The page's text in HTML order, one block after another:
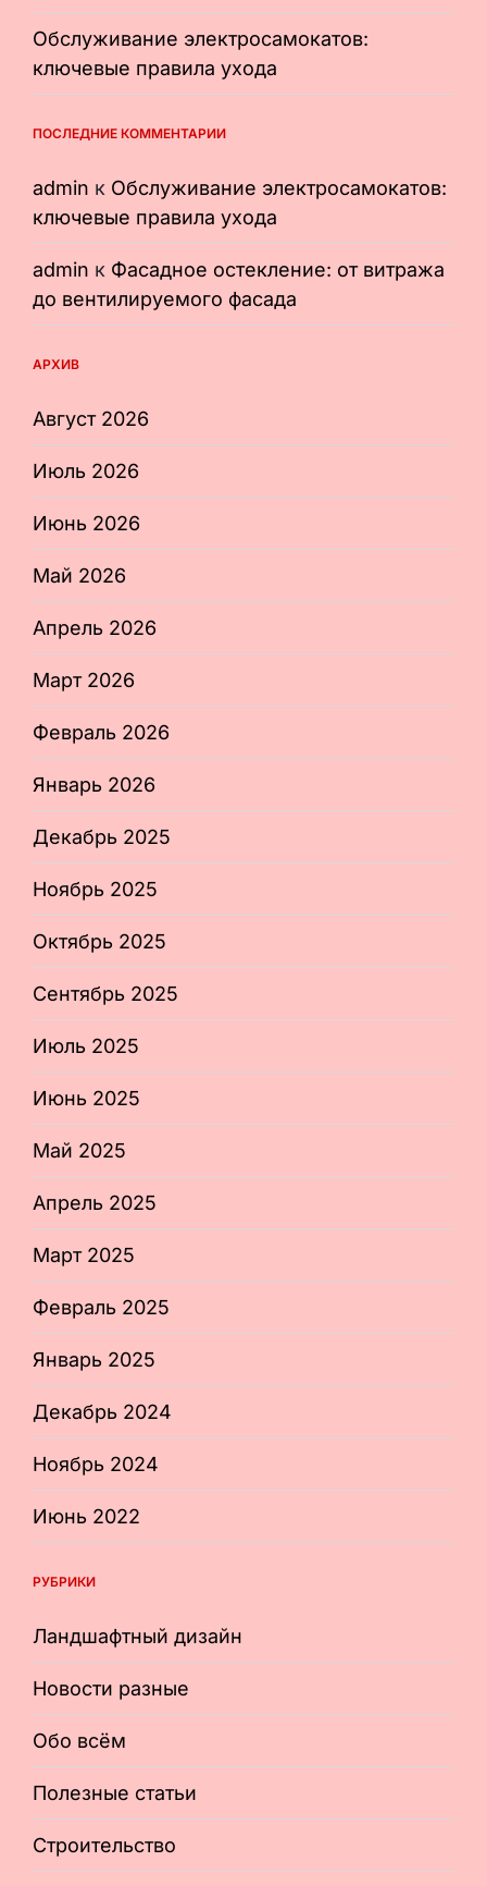
Обслуживание электросамокатов:
ключевые правила ухода
ПОСЛЕДНИЕ КОММЕНТАРИИ
admin к Обслуживание электросамокатов:
ключевые правила ухода
admin к Фасадное остекление: от витража
до вентилируемого фасада
АРХИВ
Август 2026
Июль 2026
Июнь 2026
Май 2026
Апрель 2026
Март 2026
Февраль 2026
Январь 2026
Декабрь 2025
Ноябрь 2025
Октябрь 2025
Сентябрь 2025
Июль 2025
Июнь 2025
Май 2025
Апрель 2025
Март 2025
Февраль 2025
Январь 2025
Декабрь 2024
Ноябрь 2024
Июнь 2022
РУБРИКИ
Ландшафтный дизайн
Новости разные
Обо всём
Полезные статьи
Строительство